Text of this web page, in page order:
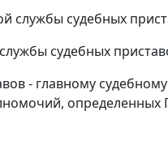
службы судебных
судебных
- главному